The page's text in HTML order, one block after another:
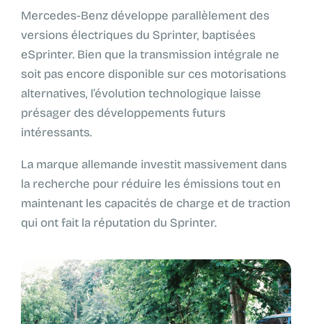
Mercedes-Benz développe parallèlement des
versions électriques du Sprinter, baptisées
eSprinter. Bien que la transmission intégrale ne
soit pas encore disponible sur ces motorisations
alternatives, l’évolution technologique laisse
présager des développements futurs
intéressants.
La marque allemande investit massivement dans
la recherche pour réduire les émissions tout en
maintenant les capacités de charge et de traction
qui ont fait la réputation du Sprinter.